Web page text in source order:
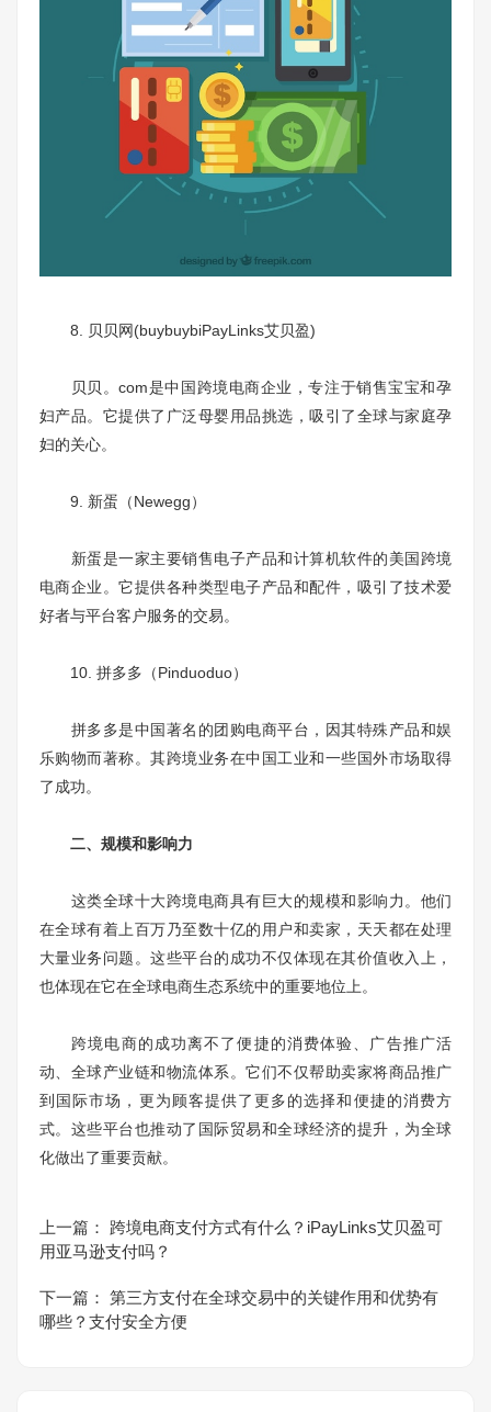
8. 贝贝网(buybuybiPayLinks艾贝盈)
贝贝。com是中国跨境电商企业，专注于销售宝宝和孕
妇产品。它提供了广泛母婴用品挑选，吸引了全球与家庭孕
妇的关心。
9. 新蛋（Newegg）
新蛋是一家主要销售电子产品和计算机软件的美国跨境
电商企业。它提供各种类型电子产品和配件，吸引了技术爱
好者与平台客户服务的交易。
10. 拼多多（Pinduoduo）
拼多多是中国著名的团购电商平台，因其特殊产品和娱
乐购物而著称。其跨境业务在中国工业和一些国外市场取得
了成功。
二、规模和影响力
这类全球十大跨境电商具有巨大的规模和影响力。他们
在全球有着上百万乃至数十亿的用户和卖家，天天都在处理
大量业务问题。这些平台的成功不仅体现在其价值收入上，
也体现在它在全球电商生态系统中的重要地位上。
跨境电商的成功离不了便捷的消费体验、广告推广活
动、全球产业链和物流体系。它们不仅帮助卖家将商品推广
到国际市场，更为顾客提供了更多的选择和便捷的消费方
式。这些平台也推动了国际贸易和全球经济的提升，为全球
化做出了重要贡献。
上一篇：
跨境电商支付方式有什么？iPayLinks艾贝盈可
用亚马逊支付吗？
下一篇： 第三方支付在全球交易中的关键作用和优势有
哪些？支付安全方便